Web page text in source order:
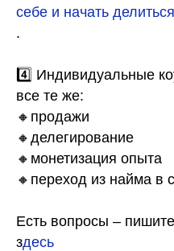
себе и начать
.
4️⃣ Индивидуальные
все те же:
🔸продажи
🔸делегирование
🔸монетизация опыта
🔸переход из найма в
Есть вопросы – пишите
здесь